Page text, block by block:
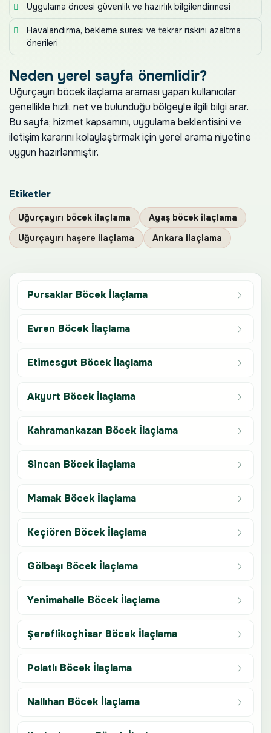
Pursaklar Böcek İlaçlama
Evren Böcek İlaçlama
Etimesgut Böcek İlaçlama
Akyurt Böcek İlaçlama
Kahramankazan Böcek İlaçlama
Sincan Böcek İlaçlama
Mamak Böcek İlaçlama
Keçiören Böcek İlaçlama
Gölbaşı Böcek İlaçlama
Yenimahalle Böcek İlaçlama
Şereflikoçhisar Böcek İlaçlama
Polatlı Böcek İlaçlama
Nallıhan Böcek İlaçlama
Uygulama öncesi güvenlik ve hazırlık bilgilendirmesi
Havalandırma, bekleme süresi ve tekrar riskini azaltma
önerileri
Neden yerel sayfa önemlidir?
Uğurçayırı böcek ilaçlama araması yapan kullanıcılar
genellikle hızlı, net ve bulunduğu bölgeyle ilgili bilgi arar.
Bu sayfa; hizmet kapsamını, uygulama beklentisini ve
iletişim kararını kolaylaştırmak için yerel arama niyetine
uygun hazırlanmıştır.
Etiketler
Uğurçayırı böcek ilaçlama
Ayaş böcek ilaçlama
Uğurçayırı haşere ilaçlama
Ankara ilaçlama